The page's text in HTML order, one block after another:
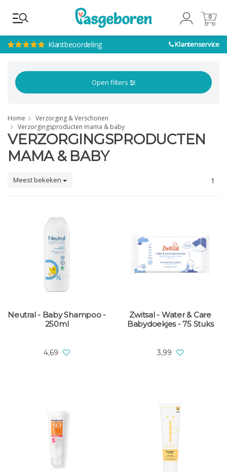
Klantbeoordeling Klantenservice
0
0
Open filters
Home
Verzorging & Verschonen
Verzorgingsproducten mama & baby
VERZORGINGSPRODUCTEN
MAMA & BABY
Meest bekeken 1
Neutral - Baby Shampoo -
250ml
4,69
Zwitsal - Water & Care
Babydoekjes - 75 Stuks
3,99